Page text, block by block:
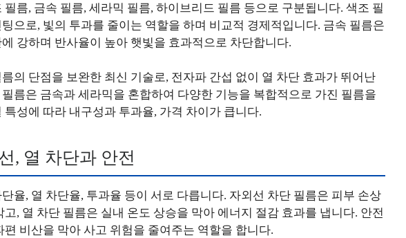
필름, 금속 필름, 세라믹 필름, 하이브리드 필름 등으로 구분됩니다. 색조 필
으로, 빛의 투과를 줄이는 역할을 하며 비교적 경제적입니다. 금속 필름은
강하며 반사율이 높아 햇빛을 효과적으로 차단합니다.
의 단점을 보완한 최신 기술로, 전자파 간섭 없이 열 차단 효과가 뛰어난
름은 금속과 세라믹을 혼합하여 다양한 기능을 복합적으로 가진 필름을
특성에 따라 내구성과 투과율, 가격 차이가 큽니다.
, 열 차단과 안전
율, 열 차단율, 투과율 등이 서로 다릅니다. 자외선 차단 필름은 피부 손상
고, 열 차단 필름은 실내 온도 상승을 막아 에너지 절감 효과를 냅니다. 안전
편 비산을 막아 사고 위험을 줄여주는 역할을 합니다.